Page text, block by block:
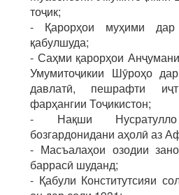
тоҷик;
- Қарорҳои муҳими дар
қабулшуда;
- Саҳми қарорҳои
Умумитоҷикии Шӯроҳо
давлатӣ, пешрафти
фарҳангии Тоҷикистон;
- Нақши
бозгардонидани аҳолӣ аз
- Масъалаҳои озодии
баррасӣ шуданд;
- Қабули Конститутсияи